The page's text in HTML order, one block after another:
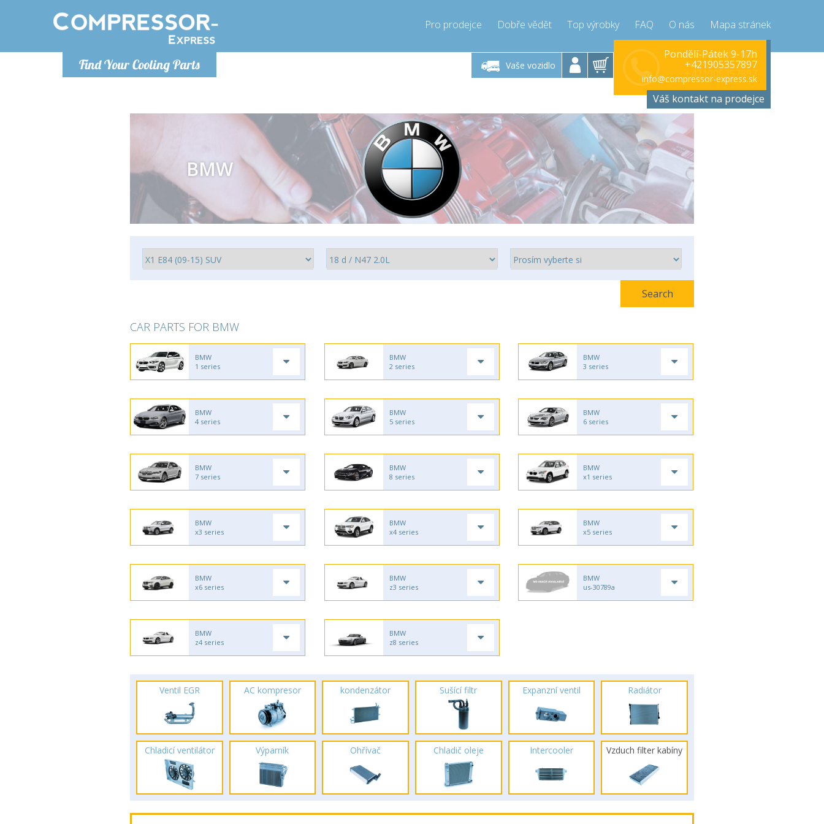
Find Your Cooling Parts
Pro prodejce Dobře vědět Top výrobky FAQ O nás Mapa stránek
Vaše vozidlo
Pondělí-Pátek 9-17h
+421905357897
info@compressor-express.sk
Zavolejte teď!
Pondělí-Pátek 9-17h
+421905357897
info@compressor-express.sk
Zavolejte teď!
+421905357897
Pondělí-Pátek 9-17h
+421905357897
info@compressor-express.sk
Váš kontakt na prodejce
BMW
CAR PARTS FOR BMW
BMW
1 series
BMW
2 series
BMW
3 series
BMW
4 series
BMW
5 series
BMW
6 series
BMW
7 series
BMW
8 series
BMW
x1 series
BMW
x3 series
BMW
x4 series
BMW
x5 series
BMW
x6 series
BMW
z3 series
BMW
us-30789a
BMW
z4 series
BMW
z8 series
Ventil EGR AC kompresor kondenzátor Sušící filtr Expanzní ventil Radiátor
Chladicí ventilátor Výparník Ohřívač Chladič oleje Intercooler Vzduch filter kabíny